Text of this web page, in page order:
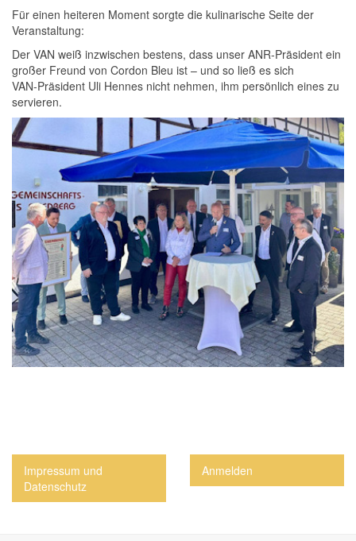
Für einen heiteren Moment sorgte die kulinarische Seite der
Veranstaltung:
Der VAN weiß inzwischen bestens, dass unser ANR‑Präsident ein
großer Freund von Cordon Bleu ist – und so ließ es sich
VAN‑Präsident Uli Hennes nicht nehmen, ihm persönlich eines zu
servieren.
Impressum und
Datenschutz
Anmelden